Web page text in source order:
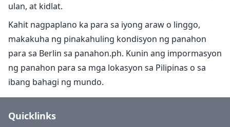
ulan, at kidlat.
Kahit nagpaplano ka para sa iyong araw o linggo,
makakuha ng pinakahuling kondisyon ng panahon
para sa Berlin sa panahon.ph. Kunin ang impormasyon
ng panahon para sa mga lokasyon sa Pilipinas o sa
ibang bahagi ng mundo.
Quicklinks